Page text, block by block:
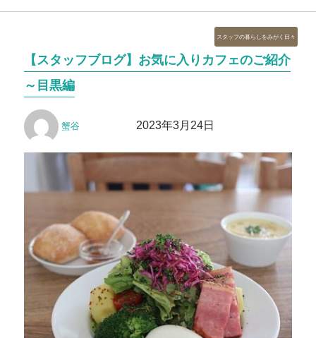
【スタッフブログ】お気に入りカフェのご紹介
～目黒編
稿蟹谷稿
2023年3月24日
カ
テ
ゴ
スタッフの暮らしをみがく日々